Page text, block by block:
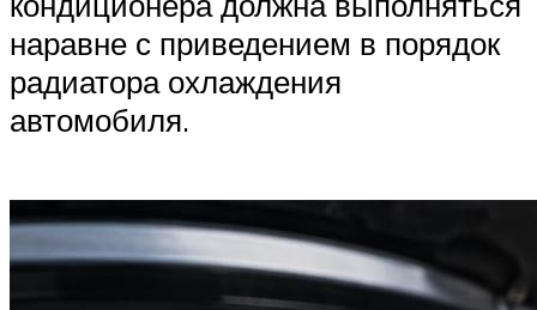
наравне с приведением в порядок
радиатора охлаждения
автомобиля.